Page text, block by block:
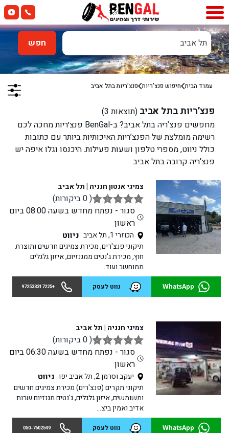
תל אביב חפש
עמוד הבית חיפוש פנצ'ריות פנצ’ריות בתל אביב
פנצ’ריות בתל אביב (תוצאות3
)
מחפשים פנצ’ריה בתל אביב
? ב-BenGal פנצ׳ריות מחכה לכם
רשימה מומלצת של הפנצ’ריות האיכותיות ביותר עם כתובות
כולל ניווט, מספרי טלפון ושעות פעילות. היכנסו וגלו איפה יש
פנצ'ריה קרובה בתל אביב
צמיגי אנטון חנניה | תל אביב
( 0 ביקורות)
סגור - נפתח מחדש בשעה 08:00 ביום
ראשון
הכוזרי 1, תל אביב ניווט
תיקוני פנצ'רים, מכירת צמיגים חדשים ותוצרת
חוץ, מכירת ג'נטים ממגנזיום, איזון גלגלים
ממוחשב ועוד.
+972533317225 נווט לעסק WhatsApp
צמיגי חנניה | תל אביב
( 0 ביקורות)
סגור - נפתח מחדש בשעה 06:30 ביום
ראשון
יעקב וסרמן 2, תל אביב יפו ניווט
תיקוני תקרים (פנצ'רים) מכירת צמיגים חדשים
ומשומשים, איזון גלגלים, ג'נטים מגנזיום שרות
אדיב ואמין ביצ...
050-7602549 נווט לעסק WhatsApp